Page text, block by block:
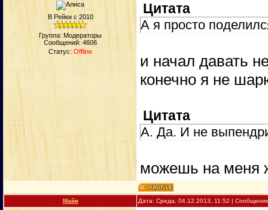
В Рейки с 2010
Группа: Модераторы
Сообщений: 4606
Статус: Offline
Цитата
А я просто
и начал давать
конечно я не
Цитата
А. Да. И не
можешь на меня
Майя Дата: Среда, 04.12.2013, 11:52 |